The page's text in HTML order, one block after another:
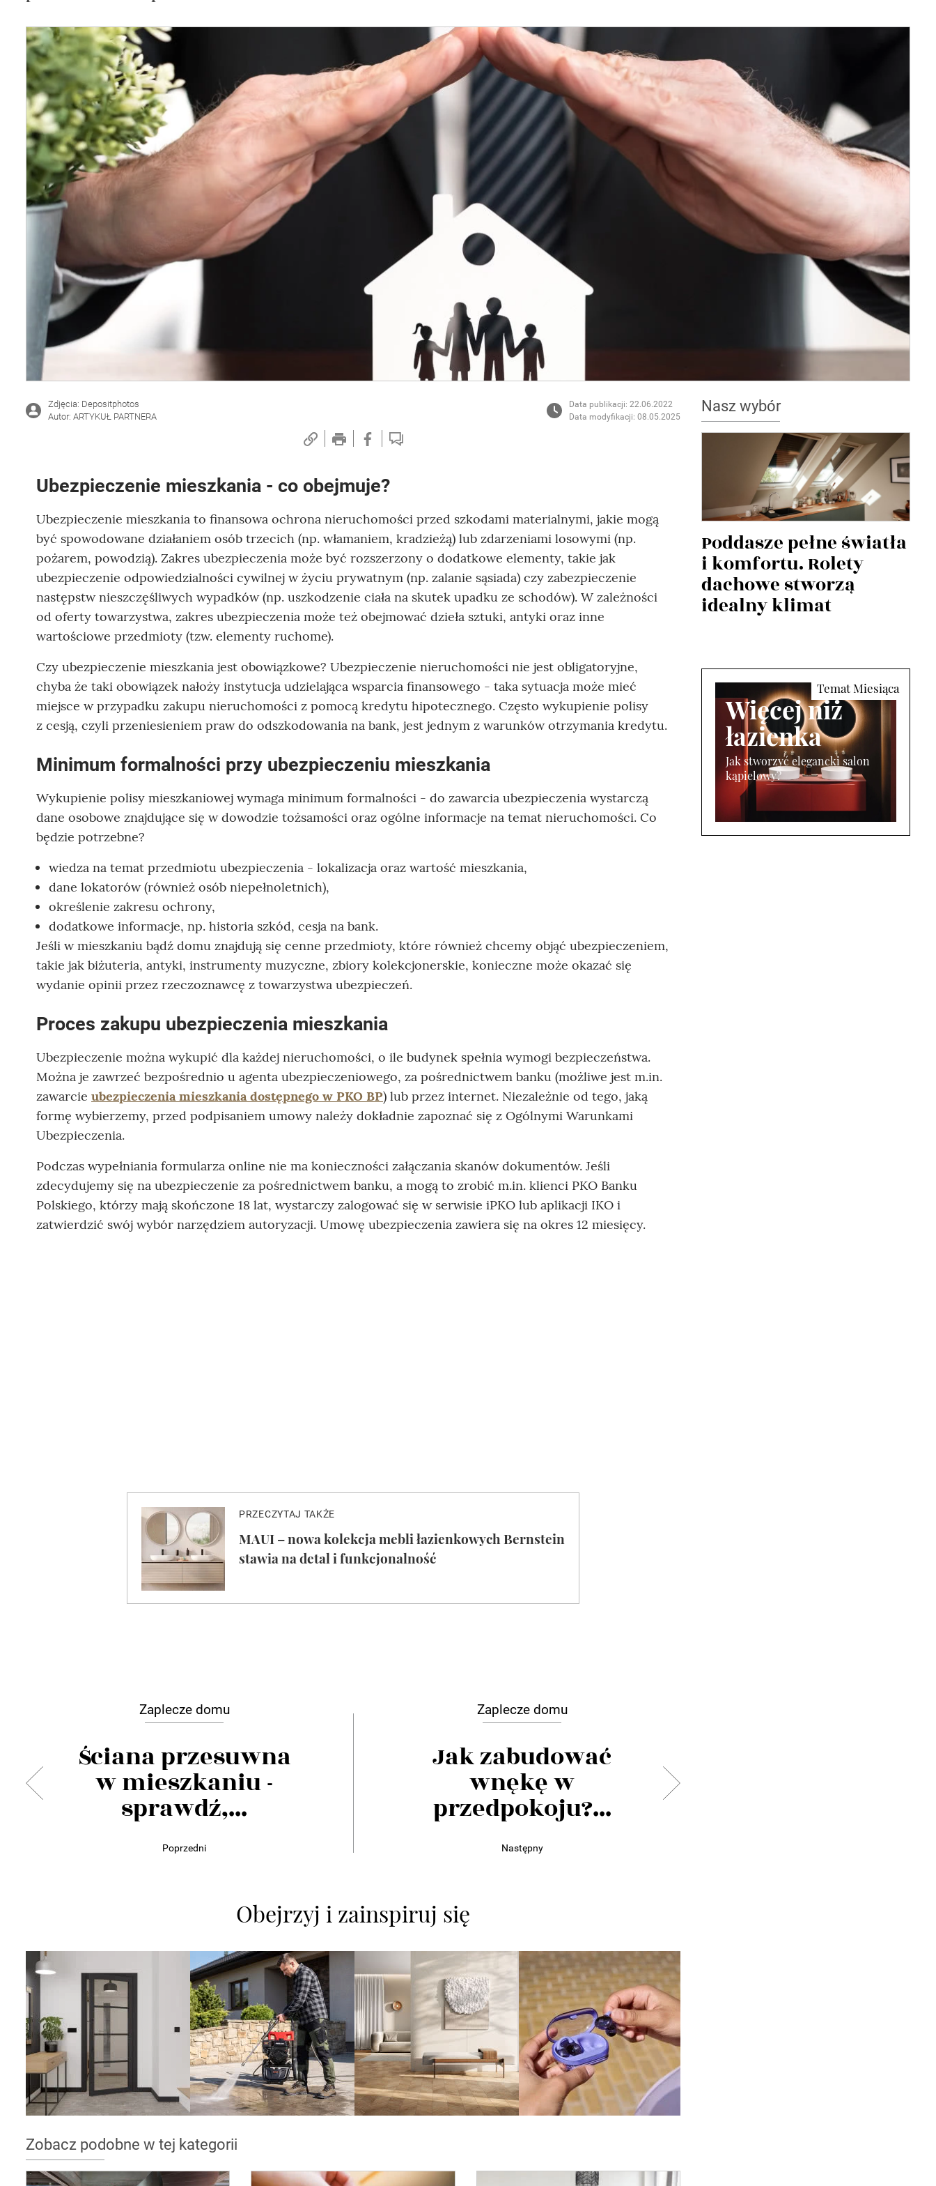
DIY
Zdjęcia: Depositphotos
Autor: ARTYKUŁ PARTNERA
Data publikacji: 22.06.2022
Data modyfikacji: 08.05.2025
Ubezpieczenie mieszkania - co obejmuje?
Ubezpieczenie mieszkania to finansowa ochrona nieruchomości przed szkodami materialnymi, jakie mogą
być spowodowane działaniem osób trzecich (np. włamaniem, kradzieżą) lub zdarzeniami losowymi (np.
pożarem, powodzią). Zakres ubezpieczenia może być rozszerzony o dodatkowe elementy, takie jak
ubezpieczenie odpowiedzialności cywilnej w życiu prywatnym (np. zalanie sąsiada) czy zabezpieczenie
następstw nieszczęśliwych wypadków (np. uszkodzenie ciała na skutek upadku ze schodów). W zależności
od oferty towarzystwa, zakres ubezpieczenia może też obejmować dzieła sztuki, antyki oraz inne
wartościowe przedmioty (tzw. elementy ruchome).
Czy ubezpieczenie mieszkania jest obowiązkowe? Ubezpieczenie nieruchomości nie jest obligatoryjne,
chyba że taki obowiązek nałoży instytucja udzielająca wsparcia finansowego - taka sytuacja może mieć
miejsce w przypadku zakupu nieruchomości z pomocą kredytu hipotecznego. Często wykupienie polisy
z cesją, czyli przeniesieniem praw do odszkodowania na bank, jest jednym z warunków otrzymania kredytu.
Minimum formalności przy ubezpieczeniu mieszkania
Wykupienie polisy mieszkaniowej wymaga minimum formalności - do zawarcia ubezpieczenia wystarczą
dane osobowe znajdujące się w dowodzie tożsamości oraz ogólne informacje na temat nieruchomości. Co
będzie potrzebne?
wiedza na temat przedmiotu ubezpieczenia - lokalizacja oraz wartość mieszkania,
dane lokatorów (również osób niepełnoletnich),
określenie zakresu ochrony,
dodatkowe informacje, np. historia szkód, cesja na bank.
Jeśli w mieszkaniu bądź domu znajdują się cenne przedmioty, które również chcemy objąć ubezpieczeniem,
takie jak biżuteria, antyki, instrumenty muzyczne, zbiory kolekcjonerskie, konieczne może okazać się
wydanie opinii przez rzeczoznawcę z towarzystwa ubezpieczeń.
Proces zakupu ubezpieczenia mieszkania
Ubezpieczenie można wykupić dla każdej nieruchomości, o ile budynek spełnia wymogi bezpieczeństwa.
Można je zawrzeć bezpośrednio u agenta ubezpieczeniowego, za pośrednictwem banku (możliwe jest m.in.
zawarcie ubezpieczenia mieszkania dostępnego w PKO BP) lub przez internet. Niezależnie od tego, jaką
formę wybierzemy, przed podpisaniem umowy należy dokładnie zapoznać się z Ogólnymi Warunkami
Ubezpieczenia.
Podczas wypełniania formularza online nie ma konieczności załączania skanów dokumentów. Jeśli
zdecydujemy się na ubezpieczenie za pośrednictwem banku, a mogą to zrobić m.in. klienci PKO Banku
Polskiego, którzy mają skończone 18 lat, wystarczy zalogować się w serwisie iPKO lub aplikacji IKO i
zatwierdzić swój wybór narzędziem autoryzacji. Umowę ubezpieczenia zawiera się na okres 12 miesięcy.
Zaplecze domu
Ściana przesuwna
w mieszkaniu -
sprawdź,...
Poprzedni
Zaplecze domu
Jak zabudować
wnękę w
przedpokoju?...
Następny
Obejrzyj i zainspiruj się
Zobacz podobne w tej kategorii
Nasz wybór
Poddasze pełne światła
i komfortu. Rolety
dachowe stworzą
idealny klimat
Więcej niż
łazienka
Jak stworzyć elegancki salon
kąpielowy?